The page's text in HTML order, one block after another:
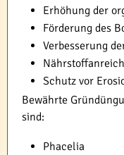
Erhöhung der
Förderung des
Verbesserung
Schutz vor
Bewährte
sind:
Phacelia